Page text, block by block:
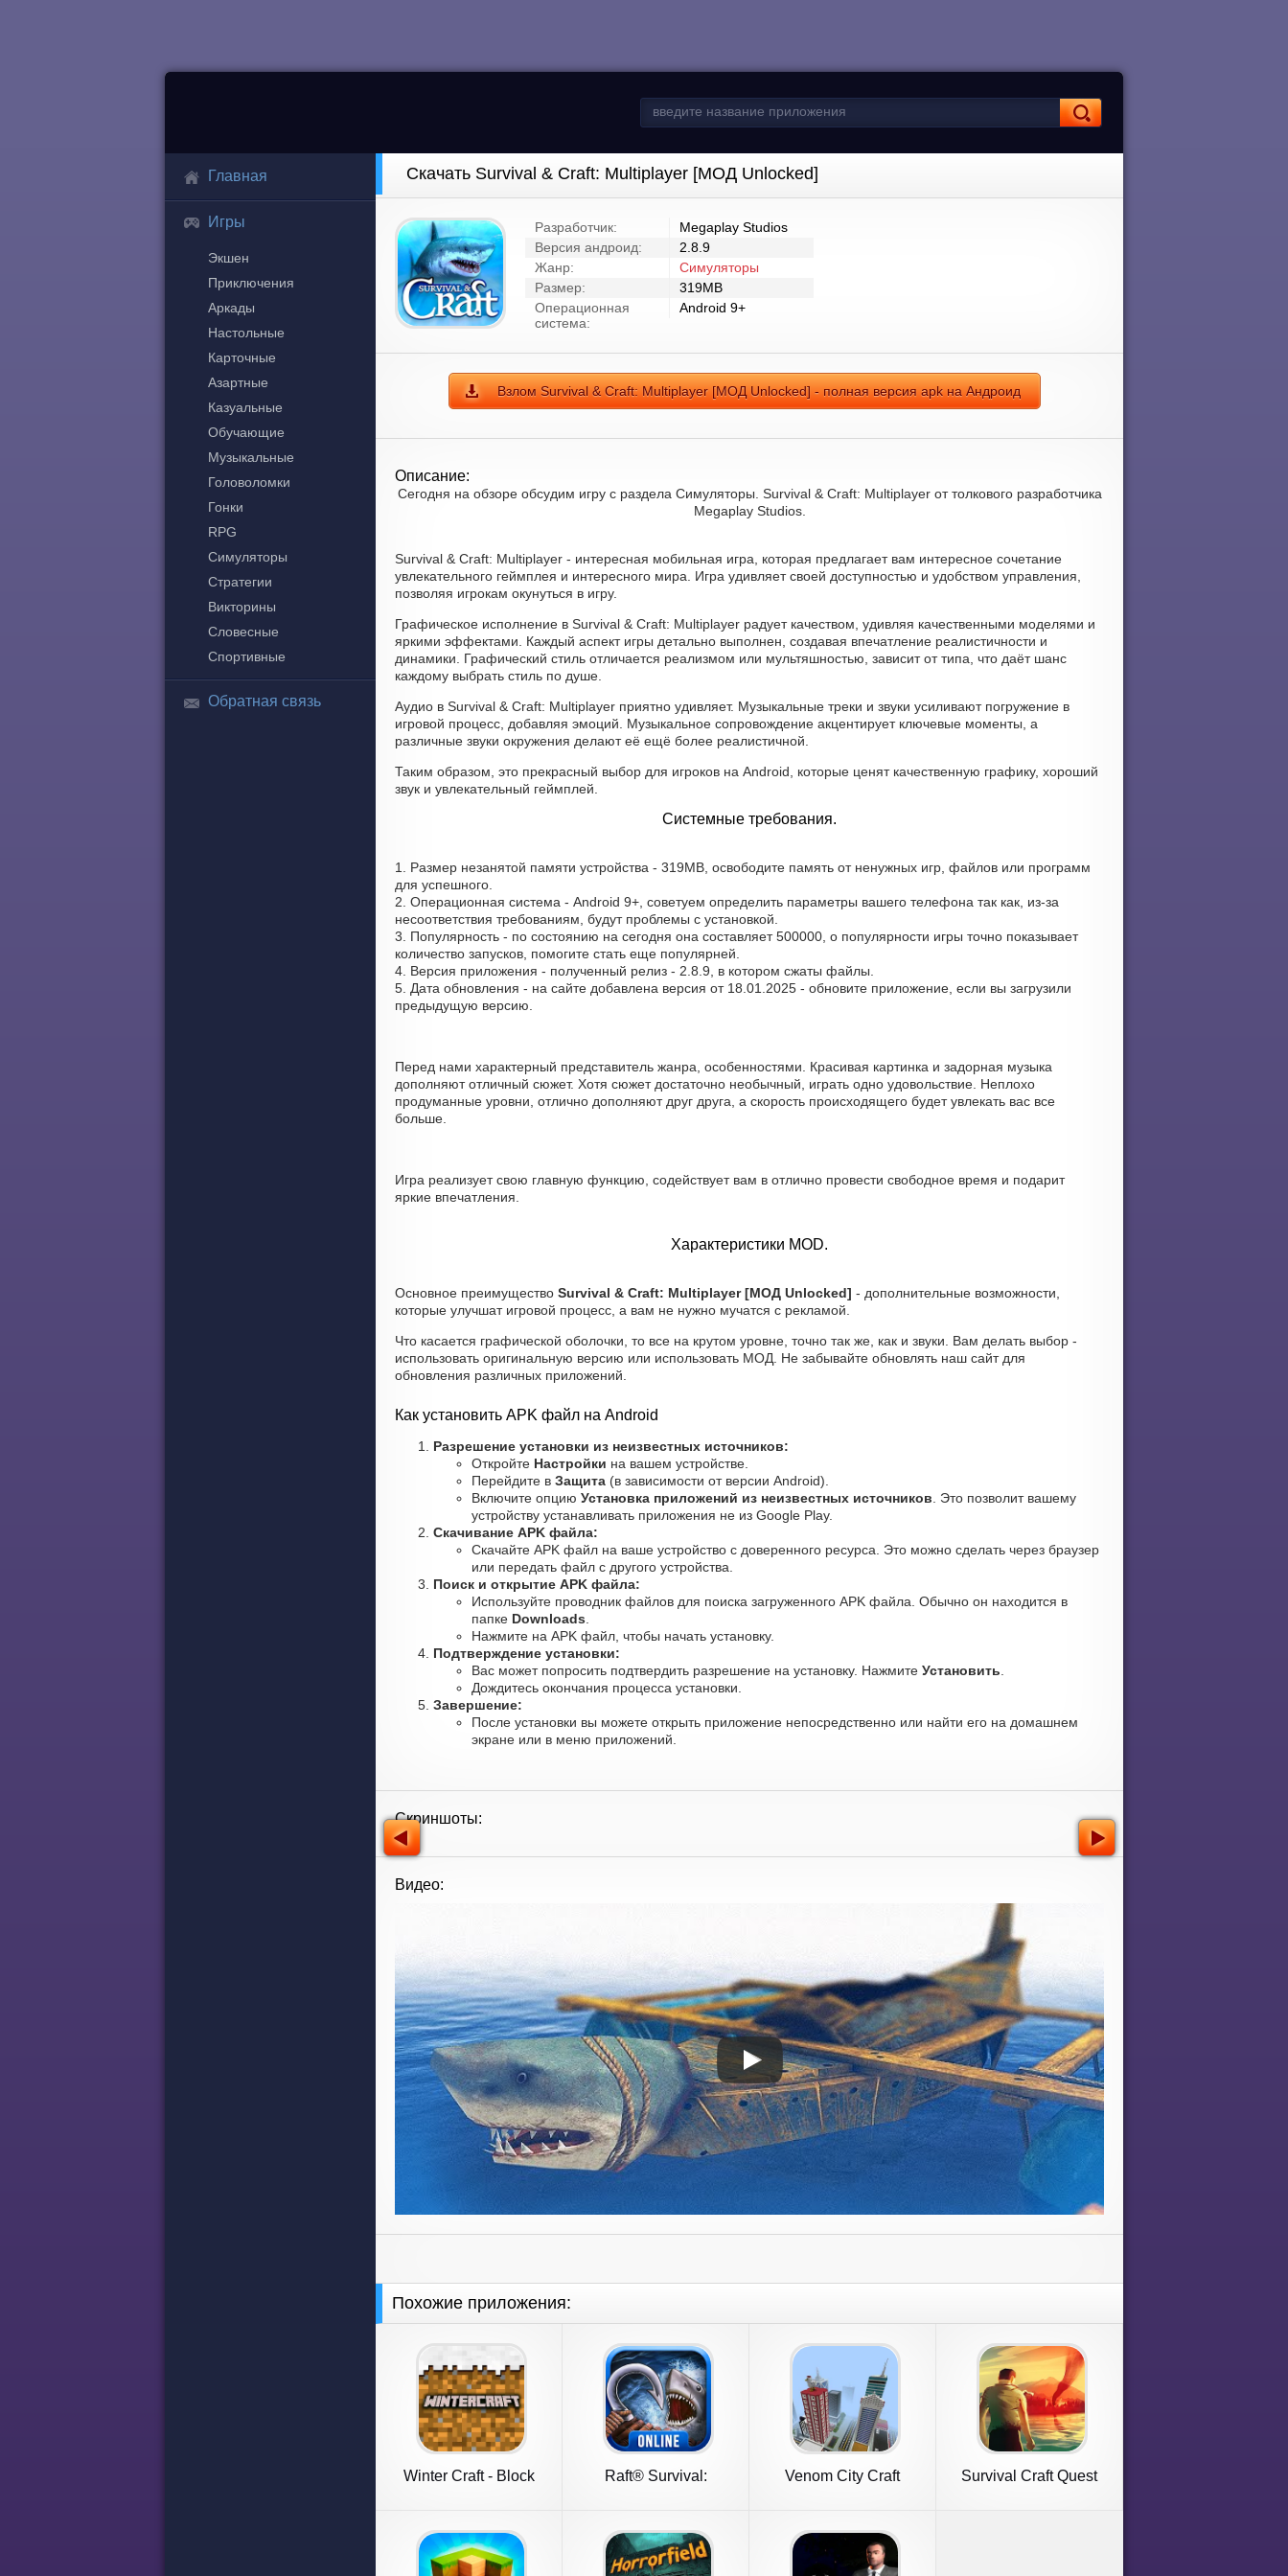
Главная
Игры
Экшен
Приключения
Аркады
Настольные
Карточные
Азартные
Казуальные
Обучающие
Музыкальные
Головоломки
Гонки
RPG
Симуляторы
Стратегии
Викторины
Словесные
Спортивные
Обратная связь
Скачать Survival & Craft: Multiplayer [МОД Unlocked]
Разработчик:
Megaplay Studios
Версия андроид:
2.8.9
Жанр:
Симуляторы
Размер:
319MB
Операционная
система:
Android 9+
Взлом Survival & Craft: Multiplayer [МОД Unlocked] - полная версия apk на Андроид
Описание:
Сегодня на обзоре обсудим игру с раздела Симуляторы. Survival & Craft: Multiplayer от толкового разработчика
Megaplay Studios.
Survival & Craft: Multiplayer - интересная мобильная игра, которая предлагает вам интересное сочетание
увлекательного геймплея и интересного мира. Игра удивляет своей доступностью и удобством управления,
позволяя игрокам окунуться в игру.
Графическое исполнение в Survival & Craft: Multiplayer радует качеством, удивляя качественными моделями и
яркими эффектами. Каждый аспект игры детально выполнен, создавая впечатление реалистичности и
динамики. Графический стиль отличается реализмом или мультяшностью, зависит от типа, что даёт шанс
каждому выбрать стиль по душе.
Аудио в Survival & Craft: Multiplayer приятно удивляет. Музыкальные треки и звуки усиливают погружение в
игровой процесс, добавляя эмоций. Музыкальное сопровождение акцентирует ключевые моменты, а
различные звуки окружения делают её ещё более реалистичной.
Таким образом, это прекрасный выбор для игроков на Android, которые ценят качественную графику, хороший
звук и увлекательный геймплей.
Системные требования.
1. Размер незанятой памяти устройства - 319MB, освободите память от ненужных игр, файлов или программ
для успешного.
2. Операционная система - Android 9+, советуем определить параметры вашего телефона так как, из-за
несоответствия требованиям, будут проблемы с установкой.
3. Популярность - по состоянию на сегодня она составляет 500000, о популярности игры точно показывает
количество запусков, помогите стать еще популярней.
4. Версия приложения - полученный релиз - 2.8.9, в котором сжаты файлы.
5. Дата обновления - на сайте добавлена версия от 18.01.2025 - обновите приложение, если вы загрузили
предыдущую версию.
Перед нами характерный представитель жанра, особенностями. Красивая картинка и задорная музыка
дополняют отличный сюжет. Хотя сюжет достаточно необычный, играть одно удовольствие. Неплохо
продуманные уровни, отлично дополняют друг друга, а скорость происходящего будет увлекать вас все
больше.
Игра реализует свою главную функцию, содействует вам в отлично провести свободное время и подарит
яркие впечатления.
Характеристики MOD.
Основное преимущество Survival & Craft: Multiplayer [МОД Unlocked] - дополнительные возможности,
которые улучшат игровой процесс, а вам не нужно мучатся с рекламой.
Что касается графической оболочки, то все на крутом уровне, точно так же, как и звуки. Вам делать выбор -
использовать оригинальную версию или использовать МОД. Не забывайте обновлять наш сайт для
обновления различных приложений.
Как установить APK файл на Android
Разрешение установки из неизвестных источников:
Откройте Настройки на вашем устройстве.
Перейдите в Защита (в зависимости от версии Android).
Включите опцию Установка приложений из неизвестных источников . Это позволит вашему
устройству устанавливать приложения не из Google Play.
Скачивание APK файла:
Скачайте APK файл на ваше устройство с доверенного ресурса. Это можно сделать через браузер
или передать файл с другого устройства.
Поиск и открытие APK файла:
Используйте проводник файлов для поиска загруженного APK файла. Обычно он находится в
папке Downloads
Нажмите на APK файл, чтобы начать установку.
Подтверждение установки:
Вас может попросить подтвердить разрешение на установку. Нажмите Установить
Дождитесь окончания процесса установки.
Завершение:
После установки вы можете открыть приложение непосредственно или найти его на домашнем
экране или в меню приложений.
Скриншоты:
Видео:
Похожие приложения:
Winter Craft - Block
Raft® Survival:
Venom City Craft Survival Craft Quest